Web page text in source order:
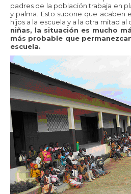
padres de la población trabaja en
y palma. Esto supone que acaben
hijos a la escuela y a la otra mitad al
niñas, la situación es mucho
más probable que
escuela.